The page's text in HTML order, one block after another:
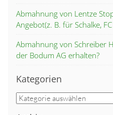
Abmahnung von Lentze
Angebot(z. B. für Schalke,
Abmahnung von Schreiber
der Bodum AG erhalten?
Kategorien
Kategorien